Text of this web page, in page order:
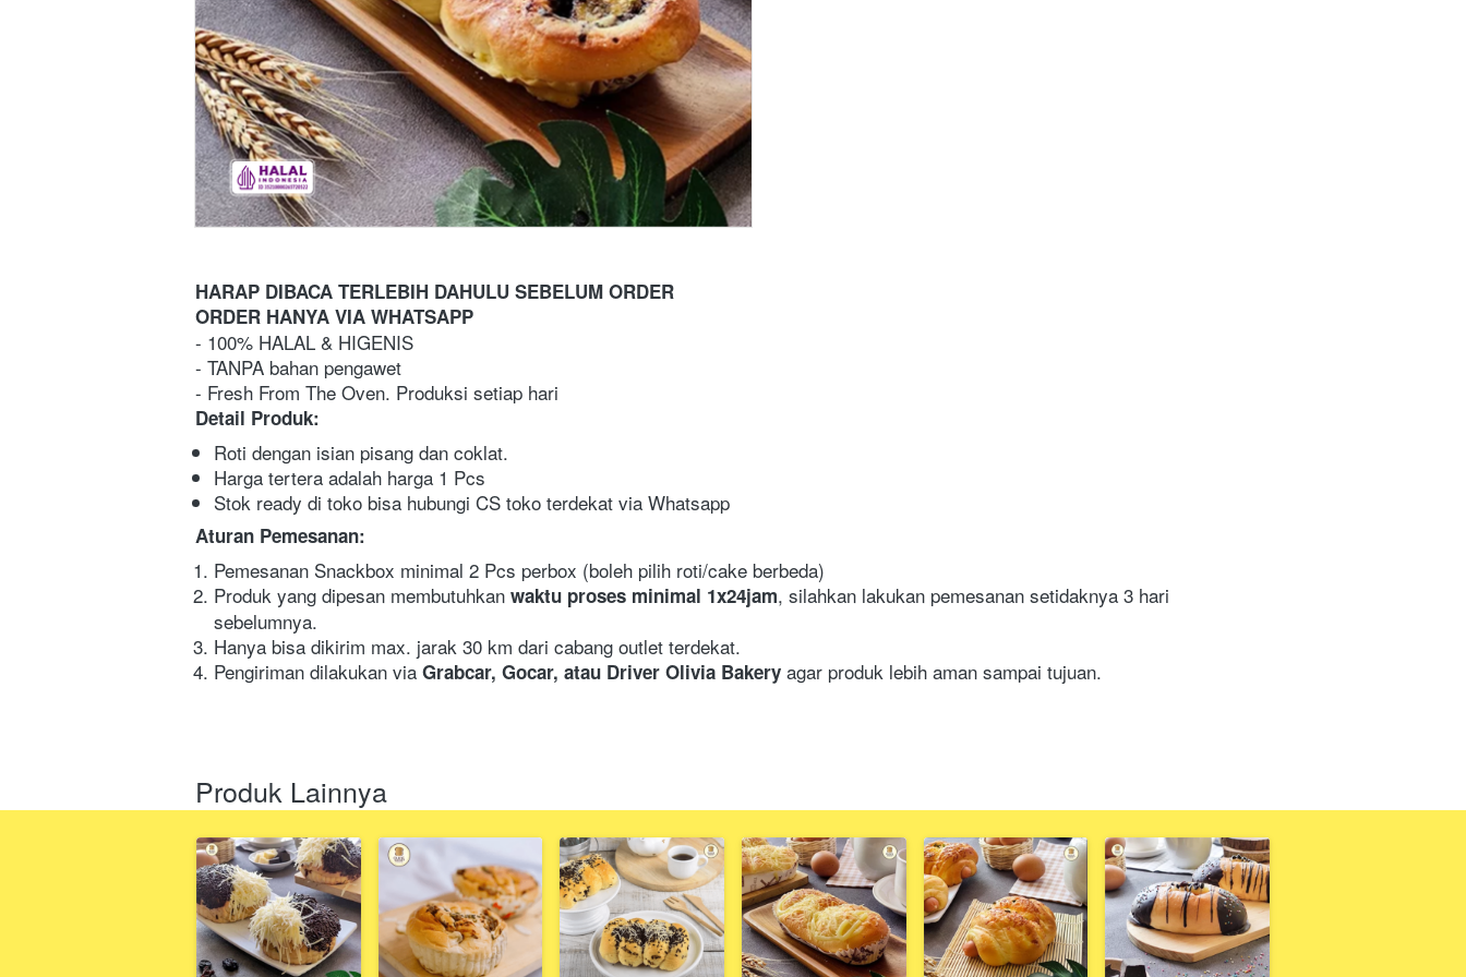
HARAP DIBACA TERLEBIH DAHULU SEBELUM ORDER
ORDER HANYA VIA WHATSAPP
- 100% HALAL & HIGENIS
- TANPA bahan pengawet
- Fresh From The Oven. Produksi setiap hari
Detail Produk:
Roti dengan isian pisang dan coklat.
Harga tertera adalah harga 1 Pcs
Stok ready di toko bisa hubungi CS toko terdekat via Whatsapp
Aturan Pemesanan:
Pemesanan Snackbox minimal 2 Pcs perbox (boleh pilih roti/cake berbeda)
Produk yang dipesan membutuhkan waktu proses minimal 1x24jam, silahkan lakukan pemesanan setidaknya 3 hari
sebelumnya.
Hanya bisa dikirim max. jarak 30 km dari cabang outlet terdekat.
Pengiriman dilakukan via Grabcar, Gocar, atau Driver Olivia Bakery agar produk lebih aman sampai tujuan.
Produk Lainnya